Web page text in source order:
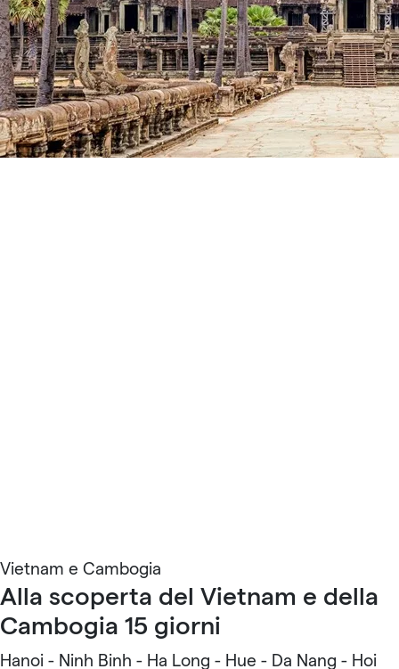
Vietnam e Cambogia
Alla scoperta del Vietnam e della
Cambogia 15 giorni
Hanoi - Ninh Binh - Ha Long - Hue - Da Nang - Hoi